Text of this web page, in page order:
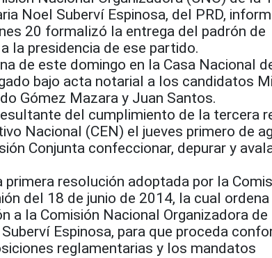
Noel Suberví Espinosa, del PRD,
20 formalizó la entrega del padrón de
la presidencia de ese partido.
de este domingo en la Casa Nacional
bajo acta notarial a los candidatos
Gómez Mazara y Juan Santos.
del cumplimiento de la tercera
Nacional (CEN) el jueves primero de
Conjunta confeccionar, depurar y
resolución adoptada por la
del 18 de junio de 2014, la cual
a la Comisión Nacional Organizadora de
Espinosa, para que proceda
reglamentarias y los mandatos